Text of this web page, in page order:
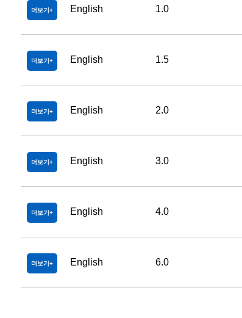
더보기 English 1.0
더보기 English 1.5
더보기 English 2.0
더보기 English 3.0
더보기 English 4.0
더보기 English 6.0